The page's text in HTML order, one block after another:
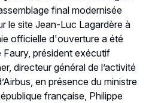
final modernisée
le site Jean-Luc Lagardère à
officielle d'ouverture a été
Faury, président exécutif
directeur général de l’activité
en présence du ministre
française, Philippe